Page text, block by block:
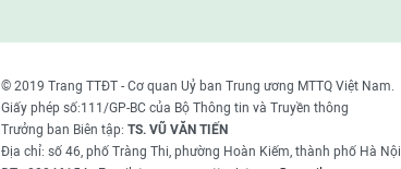
© 2019 Trang TTĐT - Cơ quan Uỷ ban Trung ương MTTQ Việt Nam.
Giấy phép số:111/GP-BC của Bộ Thông tin và Truyền thông
Trưởng ban Biên tập: TS. VŨ VĂN TIẾN
Địa chỉ: số 46, phố Tràng Thi, phường Hoàn Kiếm, thành phố Hà Nội